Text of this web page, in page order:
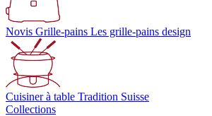
Novis Grille-pains Les grille-pains design
Cuisiner à table Tradition Suisse
Collections